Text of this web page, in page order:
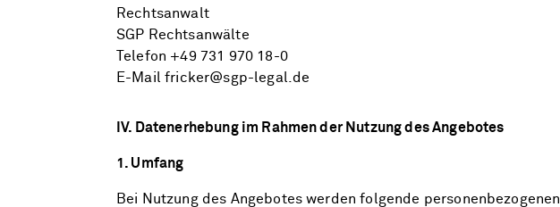
Rechtsanwalt
SGP Rechtsanwälte
Telefon +49 731 970 18-0
E-Mail fricker@sgp-legal.de
IV. Datenerhebung im Rahmen der Nutzung des Angebotes
1. Umfang
Bei Nutzung des Angebotes werden folgende personenbezogenen